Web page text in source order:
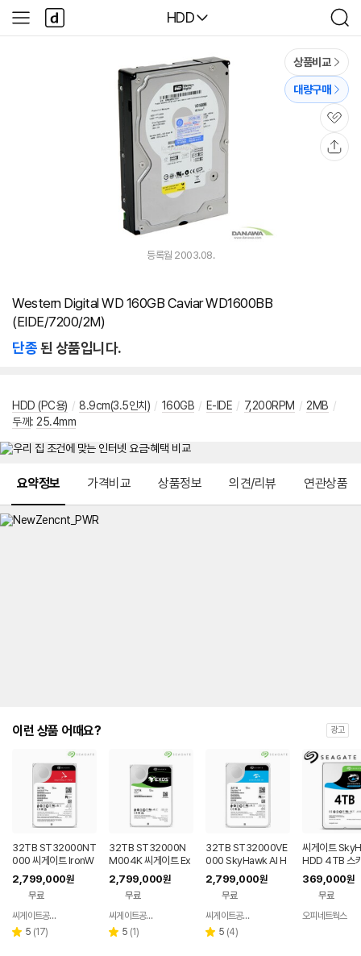
다나와
HDD
검
색
사
이
다
나
와
상품비교
대량구매
관
심
등록월 2003.08.
Western Digital WD 160GB Caviar WD1600BB
(EIDE/7200/2M)
단종된 상품입니다.
HDD (PC용) / 8.9cm(3.5인치) / 160GB / E-IDE / 7,200RPM / 2MB /
두께: 25.4mm
요약정보 가격비교 상품정보 의견/리뷰 연관상품
이런 상품 어때요? 광고
32TB ST32000NT
000 씨게이트 IronW
olf Pro NAS 하드디
스크 5년보증 데이터
복구 512MB, 32TB
2,799,000원
무료
씨게이트공식총판
별 5 리
(17)
32TB ST32000N
M004K 씨게이트 Ex
os SATA3 엔터프라
이즈 하드디스크 5년
보증 512MB, 32TB
2,799,000원
무료
씨게이트공식총판
별 5 리
(1)
32TB ST32000VE
000 SkyHawk AI H
DD SEAGATE CCT
V 하드디스크 512M
B, 32TB
2,799,000원
무료
씨게이트공식총판
별 5 리
(4)
씨게이트
HDD 4TB 스
크 영상감시 보
스토리지 하드
369,000원
무료
오피네트웍스